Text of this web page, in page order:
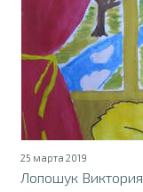
25 марта 2019
Лопошук Виктория